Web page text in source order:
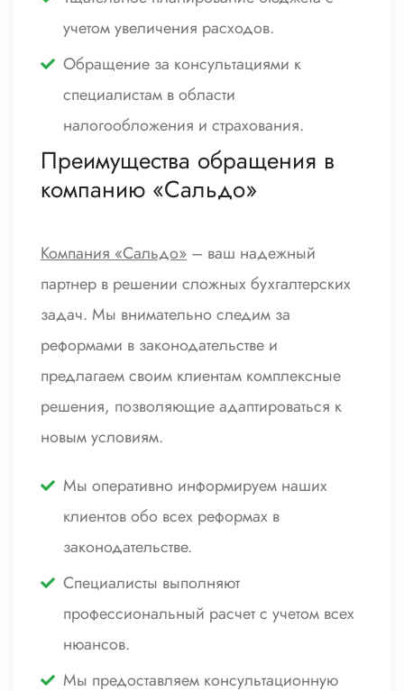
учетом увеличения расходов.
Обращение за консультациями к
специалистам в области
налогообложения и страхования.
Преимущества обращения в
компанию «Сальдо»
Компания «Сальдо» – ваш надежный
партнер в решении сложных бухгалтерских
задач. Мы внимательно следим за
реформами в законодательстве и
предлагаем своим клиентам комплексные
решения, позволяющие адаптироваться к
новым условиям.
Мы оперативно информируем наших
клиентов обо всех реформах в
законодательстве.
Специалисты выполняют
профессиональный расчет с учетом всех
нюансов.
Мы предоставляем консультационную